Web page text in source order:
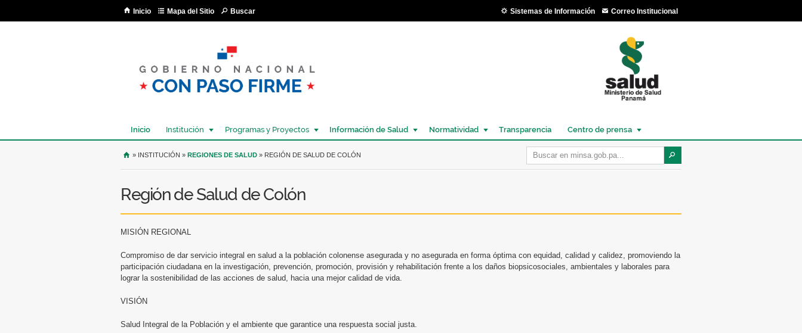
Inicio Mapa del Sitio Buscar Sistemas de Información Correo Institucional
Inicio Institución Programas y Proyectos Información de Salud Normatividad Transparencia Centro de prensa
USTED SE ENCUENTRA AQUÍ
» INSTITUCIÓN » REGIONES DE SALUD » REGIÓN DE SALUD DE COLÓN
Región de Salud de Colón
MISIÓN REGIONAL
Compromiso de dar servicio integral en salud a la población colonense asegurada y no asegurada en forma óptima con equidad, calidad y calidez, promoviendo la
participación ciudadana en la investigación, prevención, promoción, provisión y rehabilitación frente a los daños biopsicosociales, ambientales y laborales para
lograr la sostenibilidad de las acciones de salud, hacia una mejor calidad de vida.
VISIÓN
Salud Integral de la Población y el ambiente que garantice una respuesta social justa.